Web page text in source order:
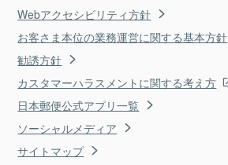
Webアクセシビリティ方針
お客さま本位の業務運営に関する基本方針
勧誘方針
カスタマーハラスメントに関する考え方
日本郵便公式アプリ一覧
ソーシャルメディア
サイトマップ